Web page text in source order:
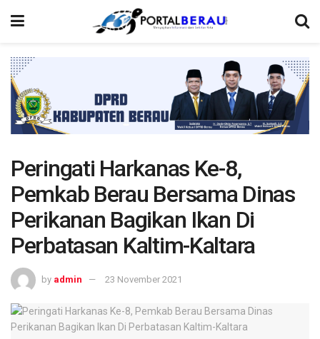
Peringati Harkanas Ke-8,
Pemkab Berau Bersama Dinas
Perikanan Bagikan Ikan Di
Perbatasan Kaltim-Kaltara
by admin 23 November 2021